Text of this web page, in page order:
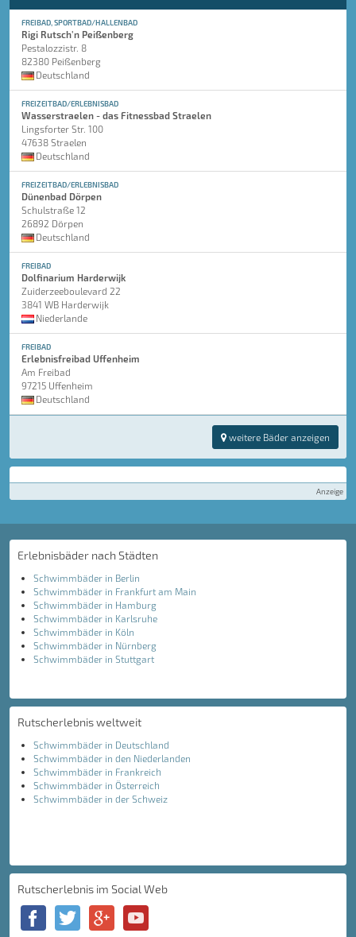
FREIBAD, SPORTBAD/HALLENBAD
Rigi Rutsch'n Peißenberg
Pestalozzistr. 8
82380 Peißenberg
Deutschland
FREIZEITBAD/ERLEBNISBAD
Wasserstraelen - das Fitnessbad Straelen
Lingsforter Str. 100
47638 Straelen
Deutschland
FREIZEITBAD/ERLEBNISBAD
Dünenbad Dörpen
Schulstraße 12
26892 Dörpen
Deutschland
FREIBAD
Dolfinarium Harderwijk
Zuiderzeeboulevard 22
3841 WB Harderwijk
Niederlande
FREIBAD
Erlebnisfreibad Uffenheim
Am Freibad
97215 Uffenheim
Deutschland
weitere Bäder anzeigen
Anzeige
Erlebnisbäder nach Städten
Schwimmbäder in Berlin
Schwimmbäder in Frankfurt am Main
Schwimmbäder in Hamburg
Schwimmbäder in Karlsruhe
Schwimmbäder in Köln
Schwimmbäder in Nürnberg
Schwimmbäder in Stuttgart
Rutscherlebnis weltweit
Schwimmbäder in Deutschland
Schwimmbäder in den Niederlanden
Schwimmbäder in Frankreich
Schwimmbäder in Österreich
Schwimmbäder in der Schweiz
Rutscherlebnis im Social Web